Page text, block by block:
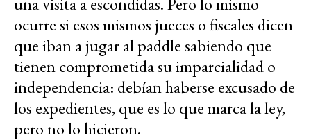
ocurre si esos mismos jueces o fiscales dicen
que iban a jugar al paddle sabiendo que
tienen comprometida su imparcialidad o
independencia: debían haberse excusado de
los expedientes, que es lo que marca la ley,
pero no lo hicieron.